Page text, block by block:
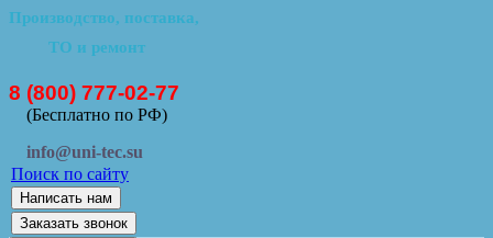
Производство, поставка,
ТО и ремонт
8 (800) 777-02-77
(Бесплатно по РФ)
info@uni-tec.su
Поиск по сайту
Написать нам
Заказать звонок